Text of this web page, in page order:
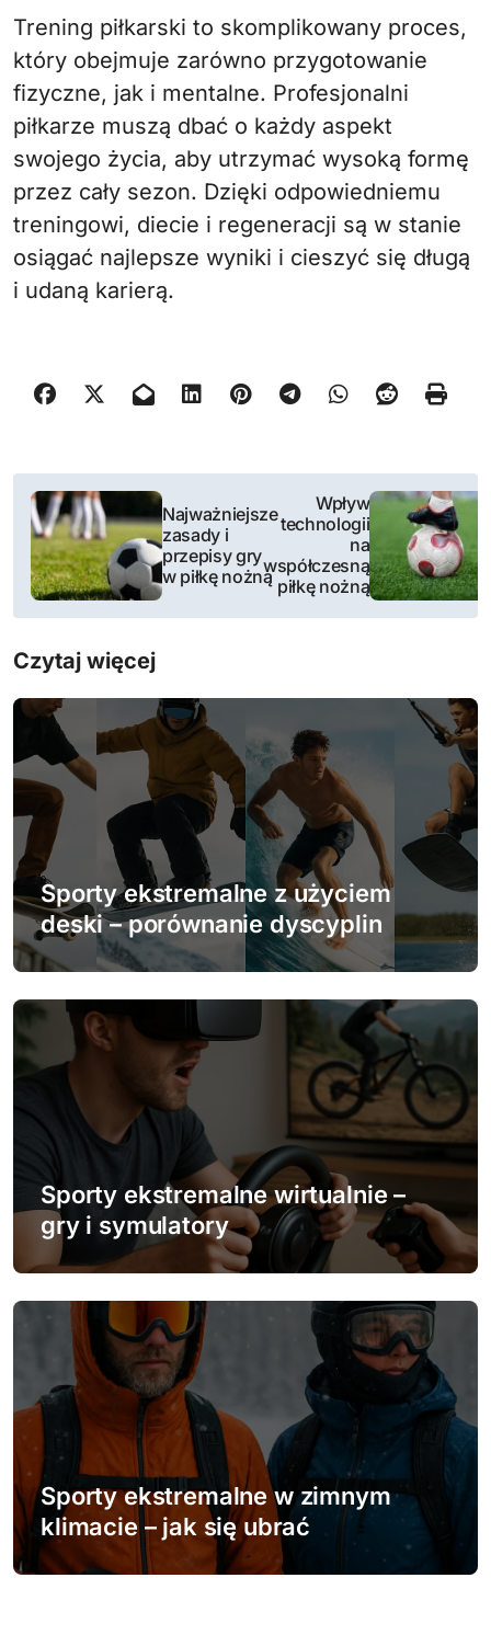
Trening piłkarski to skomplikowany proces,
który obejmuje zarówno przygotowanie
fizyczne, jak i mentalne. Profesjonalni
piłkarze muszą dbać o każdy aspekt
swojego życia, aby utrzymać wysoką formę
przez cały sezon. Dzięki odpowiedniemu
treningowi, diecie i regeneracji są w stanie
osiągać najlepsze wyniki i cieszyć się długą
i udaną karierą.
N
w
i
g
a
c
j
a
w
p
i
s
u
Najważniejsze
zasady i
przepisy gry
w piłkę nożną
Wpływ
technologii
na
współczesną
piłkę nożną
Czytaj więcej
Sporty ekstremalne z użyciem
deski – porównanie dyscyplin
Sporty ekstremalne wirtualnie –
gry i symulatory
Sporty ekstremalne w zimnym
klimacie – jak się ubrać